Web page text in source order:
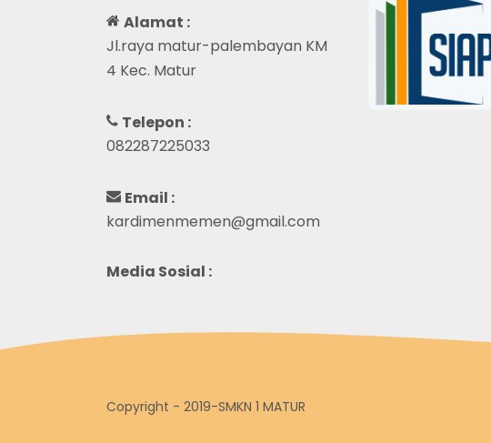
Alamat :
Jl.raya matur-palembayan KM
4 Kec. Matur
Telepon :
082287225033
Email :
kardimenmemen@gmail.com
Media Sosial :
Copyright - 2019-SMKN 1 MATUR